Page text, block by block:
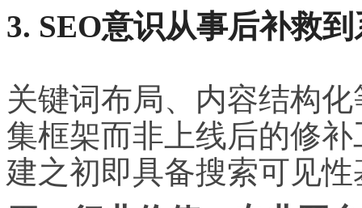
3. SEO意识从事后补救
关键词布局、内容结构
集框架而非上线后的修
建之初即具备搜索可见性